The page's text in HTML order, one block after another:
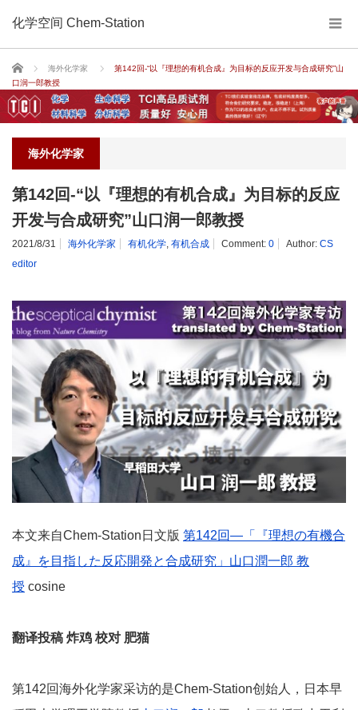
化学空间 Chem-Station
Home 海外化学家
第142回-“以『理想的有机合成』为目标的反应开发与合成研究”山
口润一郎教授
海外化学家
第142回-“以『理想的有机合成』为目标的反应
开发与合成研究”山口润一郎教授
2021/8/31 海外化学家 有机化学 有机合成 Comment: 0 Author: CS
editor
本文来自Chem-Station日文版 第142回―「『理想の有機合
成』を目指した反応開発と合成研究」山口潤一郎 教
授 cosine
翻译投稿 炸鸡 校对 肥猫
第142回海外化学家采访的是Chem-Station创始人，日本早